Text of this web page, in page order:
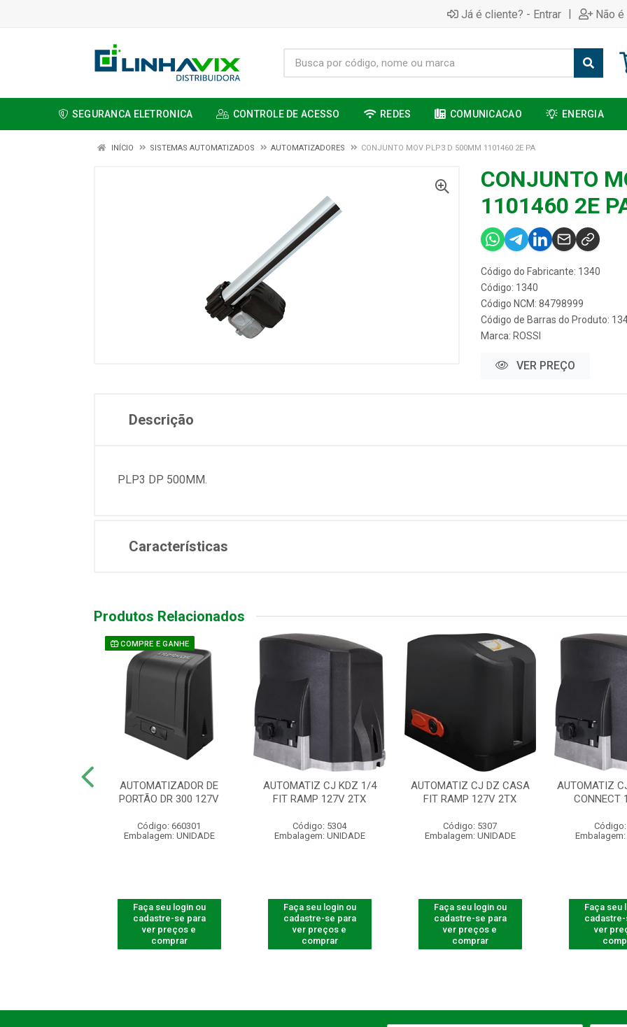
Já é cliente? - Entrar | Não
SEGURANCA ELETRONICA CONTROLE DE ACESSO REDES COMUNICACAO ENERGIA
INÍCIO SISTEMAS AUTOMATIZADOS AUTOMATIZADORES CONJUNTO MOV PLP3 D 500MM 1101460 2E PA
CONJUNTO
1101460 2E
Código do Fabricante: 1340
Código: 1340
Código NCM: 84798999
Código de Barras do Produto:
Marca: ROSSI
VER PREÇO
Descrição
PLP3 DP 500MM.
Características
Produtos Relacionados
COMPRE E GANHE
AUTOMATIZADOR DE
PORTÃO DR 300 127V
Código: 660301
Embalagem: UNIDADE
Faça seu login ou
cadastre-se para
ver preços e
comprar
AUTOMATIZ CJ KDZ 1/4
FIT RAMP 127V 2TX
Código: 5304
Embalagem: UNIDADE
Faça seu login ou
cadastre-se para
ver preços e
comprar
AUTOMATIZ CJ DZ CASA
FIT RAMP 127V 2TX
Código: 5307
Embalagem: UNIDADE
Faça seu login ou
cadastre-se para
ver preços e
comprar
AUTOMATIZ
CONNECT
Embalagem:
Faça seu
ver